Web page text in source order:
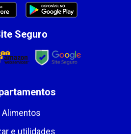
Seguro
Alimentos
e utilidades